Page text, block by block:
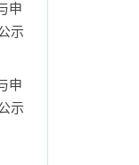
申
示
申
示